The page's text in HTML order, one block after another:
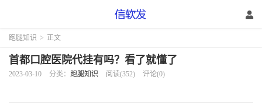
跑腿知识 > 正文
首都口腔医院代挂有吗？看了就懂了
2023-03-10 分类： 跑腿知识 阅读(352) 评论(0)